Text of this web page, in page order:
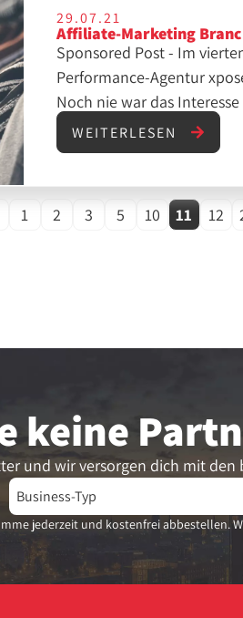
29.07.21
Affiliate-Marketing
Sponsored Post - Im
Performance-Agentur
Noch nie war das
Mode-Branche gab es
WEITERLESEN
1 2 3 5 10 11 12
keine
und wir versorgen dich mit
jederzeit und kostenfrei abbestellen.